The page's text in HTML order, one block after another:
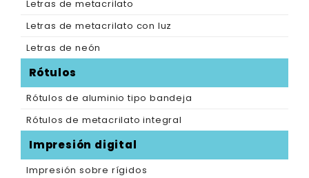
Letras de metacrilato
Letras de metacrilato con luz
Letras de neón
Rótulos
Rótulos de aluminio tipo bandeja
Rótulos de metacrilato integral
Impresión digital
Impresión sobre rígidos